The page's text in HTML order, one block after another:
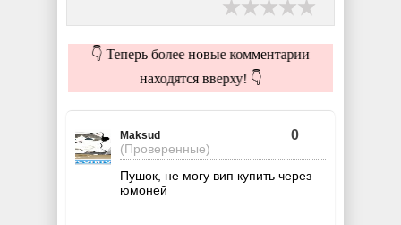
👇 Теперь более новые комментарии
находятся вверху! 👇
Maksud
(Проверенные)
0
Пушок, не могу вип купить через
юмоней